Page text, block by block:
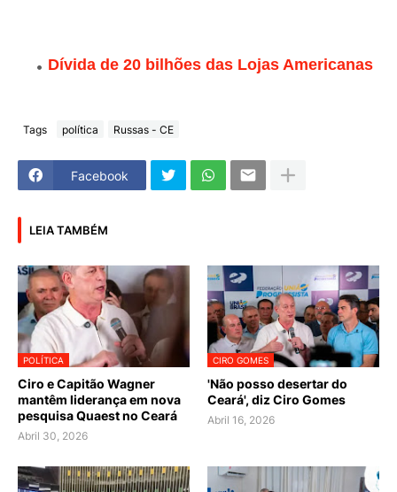
Dívida de 20 bilhões das Lojas Americanas
Tags política Russas - CE
Facebook
LEIA TAMBÉM
POLÍTICA
Ciro e Capitão Wagner
mantêm liderança em nova
pesquisa Quaest no Ceará
Abril 30, 2026
CIRO GOMES
'Não posso desertar do
Ceará', diz Ciro Gomes
Abril 16, 2026